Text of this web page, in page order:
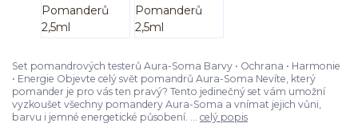
Set pomandrových testerů Aura-Soma Barvy • Ochrana • Harmonie
• Energie Objevte celý svět pomandrů Aura-Soma Nevíte, který
pomander je pro vás ten pravý? Tento jedinečný set vám umožní
vyzkoušet všechny pomandery Aura-Soma a vnímat jejich vůni,
barvu i jemné energetické působení. ... celý popis